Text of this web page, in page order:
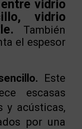
vidrio
vidrio
También
el espesor
Este
escasas
y acústicas,
por una